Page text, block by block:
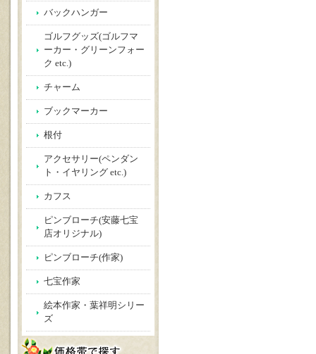
バックハンガー
ゴルフグッズ(ゴルフマ
ーカー・グリーンフォー
ク etc.)
チャーム
ブックマーカー
根付
アクセサリー(ペンダン
ト・イヤリング etc.)
カフス
ピンブローチ(安藤七宝
店オリジナル)
ピンブローチ(作家)
七宝作家
絵本作家・葉祥明シリー
ズ